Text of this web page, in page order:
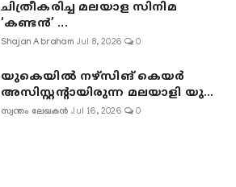
ചിത്രീകരിച്ച മലയാള സിനിമ
‘കണ്ടൻ’ ...
Shajan Abraham Jul 8, 2026 0
യുകെയിൽ നഴ്സിങ് കെയർ
അസിസ്റ്റന്റായിരുന്ന മലയാളി യു...
സ്വന്തം ലേഖകൻ Jul 16, 2026 0